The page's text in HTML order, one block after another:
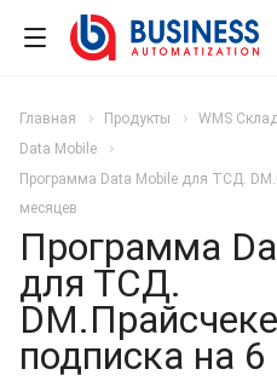
Главная Продукты
WMS
Data Mobile
Программа Data Mobile для ТСД.
месяцев
Программа
для ТСД.
подписка на